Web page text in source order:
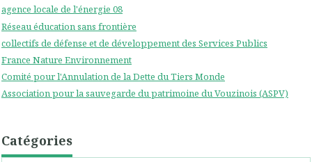
agence locale de l'énergie 08
Réseau éducation sans frontière
collectifs de défense et de développement des Services Publics
France Nature Environnement
Comité pour l'Annulation de la Dette du Tiers Monde
Association pour la sauvegarde du patrimoine du Vouzinois (ASPV)
Catégories